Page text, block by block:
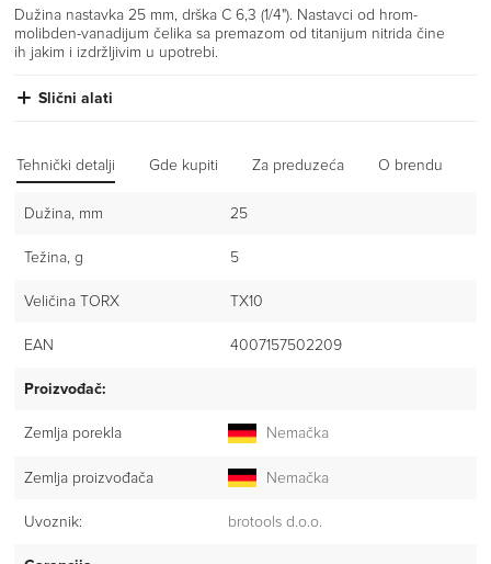
Dužina nastavka 25 mm, drška C 6,3 (1/4"). Nastavci od hrom-
molibden-vanadijum čelika sa premazom od titanijum nitrida čine
ih jakim i izdržljivim u upotrebi.
Slični alati
Tehnički detalji Gde kupiti Za preduzeća O brendu
Dužina, mm 25
Težina, g 5
Veličina TORX TX10
EAN 4007157502209
Proizvođač:
Zemlja porekla Nemačka
Zemlja proizvođača Nemačka
Uvoznik: brotools d.o.o.